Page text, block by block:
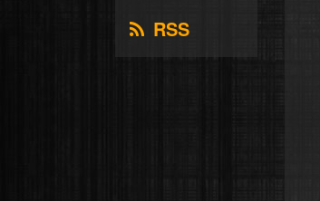
RSS